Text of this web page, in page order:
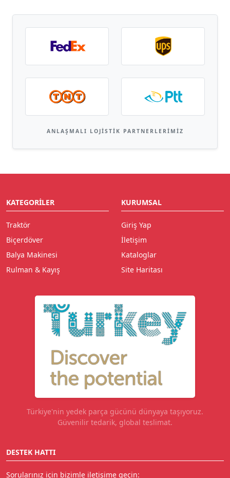
ANLAŞMALI LOJISTIK PARTNERLERIMIZ
KATEGORILER
Traktör
Biçerdöver
Balya Makinesi
Rulman & Kayış
KURUMSAL
Giriş Yap
İletişim
Kataloglar
Site Haritası
Türkiye'nin yedek parça gücünü dünyaya taşıyoruz.
Güvenilir tedarik, global teslimat.
DESTEK HATTI
Sorularınız için bizimle iletişime geçin: